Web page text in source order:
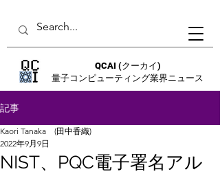
QCAI (クーカイ)
量子コンピューティング業界ニュース
記事
NIST、PQC電子署名アル
Kaori Tanaka (田中香織)
2022年9月9日